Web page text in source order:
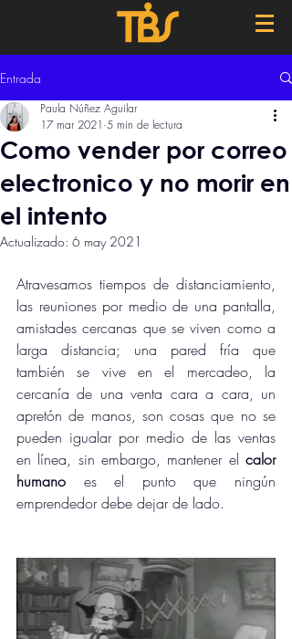
Entrada
Como vender por correo
electronico y no morir en
el intento
Paula Núñez Aguilar
17 mar 2021 5 min de lectura
Actualizado: 6 may 2021
Atravesamos tiempos de distanciamiento,
las reuniones por medio de una pantalla,
amistades cercanas que se viven como a
larga distancia; una pared fría que
también se vive en el mercadeo, la
cercanía de una venta cara a cara, un
apretón de manos, son cosas que no se
pueden igualar por medio de las ventas
en línea, sin embargo, mantener el calor
humano es el punto que ningún
emprendedor debe dejar de lado.